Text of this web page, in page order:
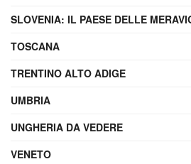
SLOVENIA: IL PAESE DELLE
TOSCANA
TRENTINO ALTO ADIGE
UMBRIA
UNGHERIA DA VEDERE
VENETO